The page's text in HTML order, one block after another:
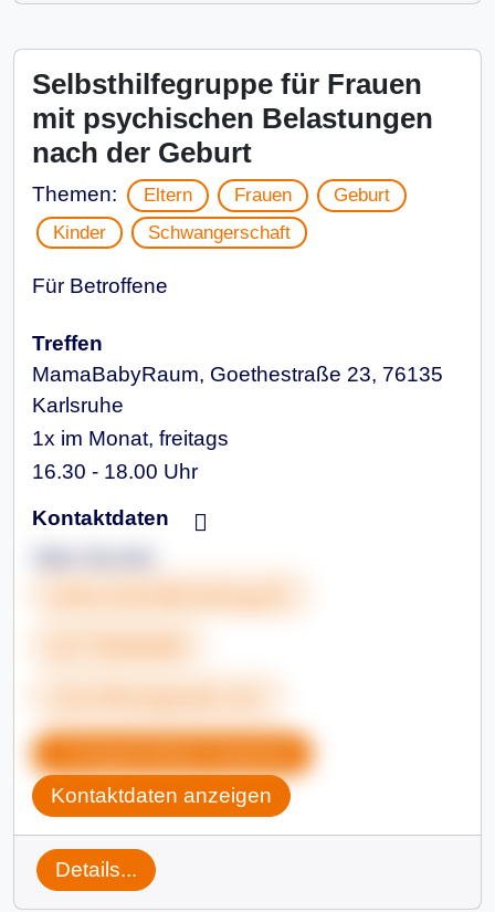
Selbsthilfegruppe für Frauen
mit psychischen Belastungen
nach der Geburt
Themen: Eltern Frauen
Geburt
Kinder
Schwangerschaft
Für Betroffene
Treffen
MamaBabyRaum, Goethestraße 23, 76135
Karlsruhe
1x im Monat, freitags
16.30 - 18.00 Uhr
Kontaktdaten
Kontaktdaten anzeigen
Details...